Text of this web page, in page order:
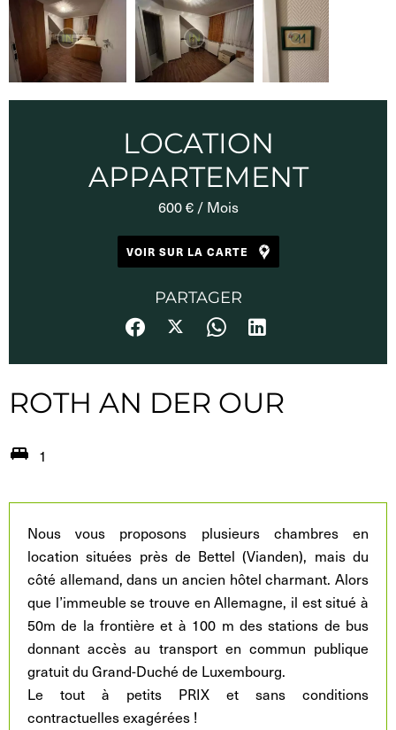
LOCATION
APPARTEMENT
600 € / Mois
VOIR SUR LA CARTE
PARTAGER
ROTH AN DER OUR
1
Nous vous proposons plusieurs chambres en
location situées près de Bettel (Vianden), mais du
côté allemand, dans un ancien hôtel charmant. Alors
que l’immeuble se trouve en Allemagne, il est situé à
50m de la frontière et à 100 m des stations de bus
donnant accès au transport en commun publique
gratuit du Grand-Duché de Luxembourg.
Le tout à petits PRIX et sans conditions
contractuelles exagérées !